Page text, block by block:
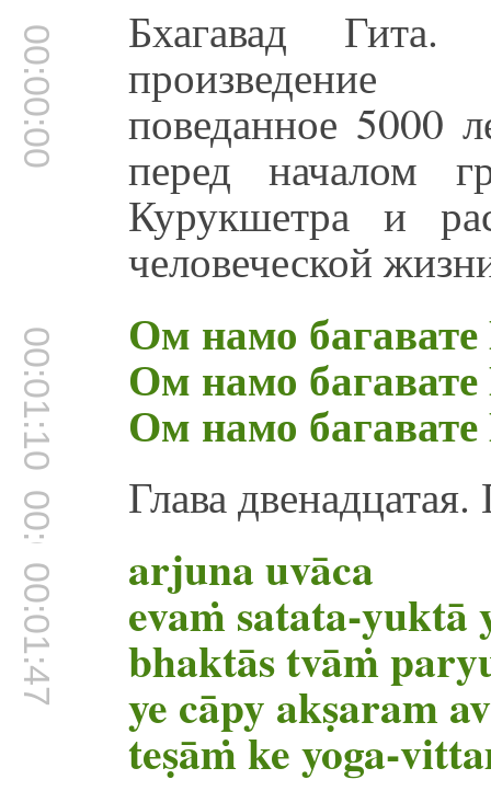
00:00:00 Бхагавад
произведение
поведанное 5000
перед началом
Курукшетра и
человеческой
00:01:10 Ом намо багавате
Ом намо багавате
Ом намо багавате
00:01:41 Глава
00:01:47 arjuna uvāca
evaṁ satata-yuktā
bhaktās tvāṁ
ye cāpy akṣaram
teṣāṁ ke yoga-